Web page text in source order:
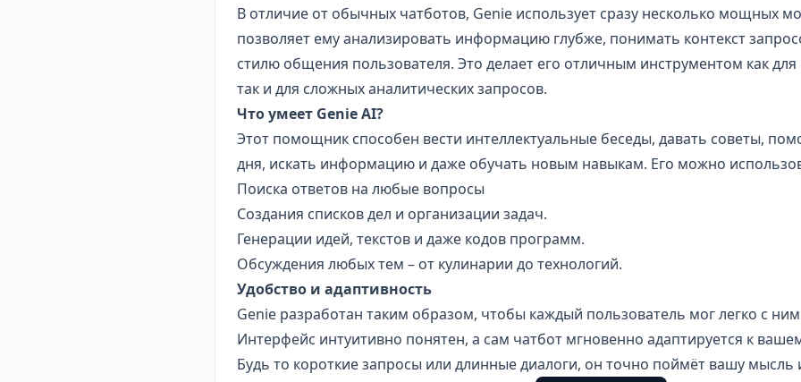
В отличие от обычных чатботов, Genie использует сразу несколько мощных
позволяет ему анализировать информацию глубже, понимать контекст
стилю общения пользователя. Это делает его отличным инструментом как
так и для сложных аналитических запросов.
Что умеет Genie AI?
Этот помощник способен вести интеллектуальные беседы, давать советы,
дня, искать информацию и даже обучать новым навыкам. Его можно
Поиска ответов на любые вопросы
Создания списков дел и организации задач.
Генерации идей, текстов и даже кодов программ.
Обсуждения любых тем – от кулинарии до технологий.
Удобство и адаптивность
Genie разработан таким образом, чтобы каждый пользователь мог легко с
Интерфейс интуитивно понятен, а сам чатбот мгновенно адаптируется к
Будь то короткие запросы или длинные диалоги, он точно поймёт вашу